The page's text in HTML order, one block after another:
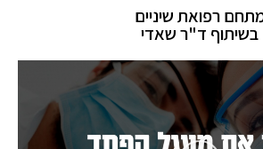
רפואת שיניים
בשיתוף ד"ר שאדי